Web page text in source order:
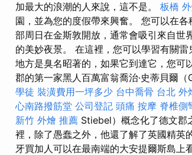
加最大的浪潮的人來說，這不是。 板橋
園，並為您的度假帶來興奮。 您可以在
部周日在金斯敦開放，通常會吸引來自世
的美妙夜景。 在這裡，您可以學習有關
地方是臭名昭著的，如果它到達它，您可
郡的第一家黑人百萬富翁喬治·史蒂貝爾
學徒 裝潢費用一坪多少 台中喬骨 台北 外
心南路撥筋堂 公司登記 頭痛 按摩 脊椎側
新竹 外燴 推薦 Stiebel）概念化了德文郡
裡，除了愚蠢之外，他還了解了英國精英
牙買加人可以在最南端的大安提爾斯島上